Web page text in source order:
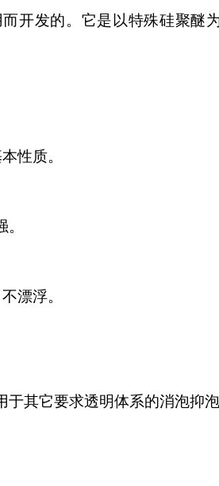
开发的。它是以特殊硅聚醚
性质。
漂浮。
其它要求透明体系的消泡抑